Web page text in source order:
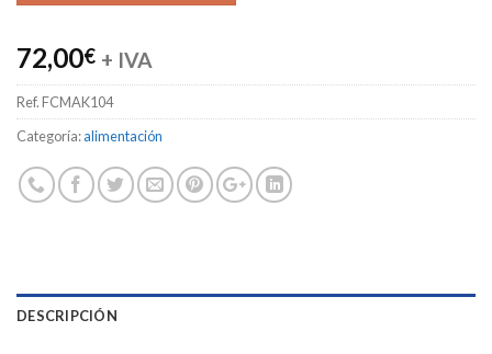
72,00€ + IVA
Ref.FCMAK104
Categoría:alimentación
DESCRIPCIÓN